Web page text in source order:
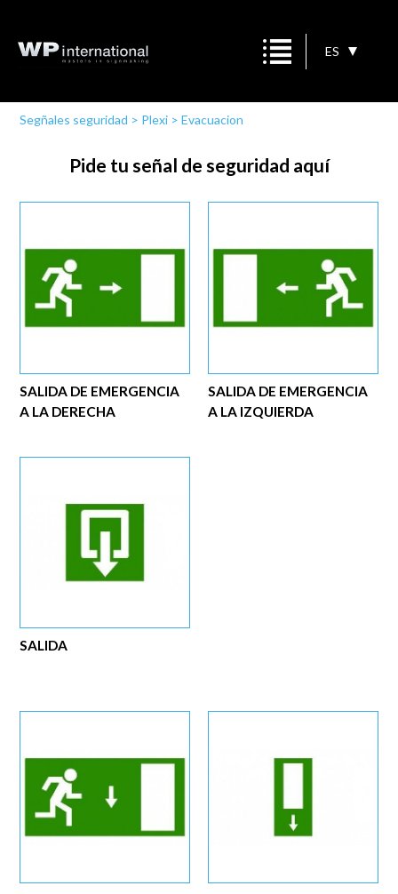
ES
Segñales seguridad > Plexi >Evacuacion
Pide tu señal de seguridad aquí
SALIDA DE EMERGENCIA
A LA DERECHA
SALIDA DE EMERGENCIA
A LA IZQUIERDA
SALIDA